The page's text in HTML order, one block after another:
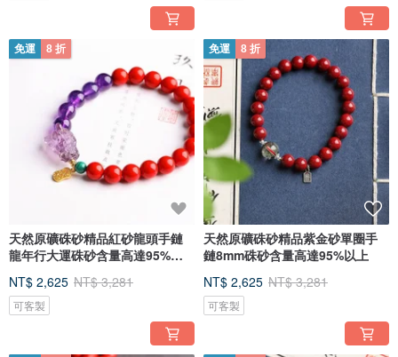
免運 8 折
天然原礦硃砂精品紅砂龍頭手鏈
龍年行大運硃砂含量高達95%以
NT$ 2,625 NT$ 3,281
可客製
免運 8 折
天然原礦硃砂精品紫金砂單圈手
鏈8mm硃砂含量高達95%以上
NT$ 2,625 NT$ 3,281
可客製